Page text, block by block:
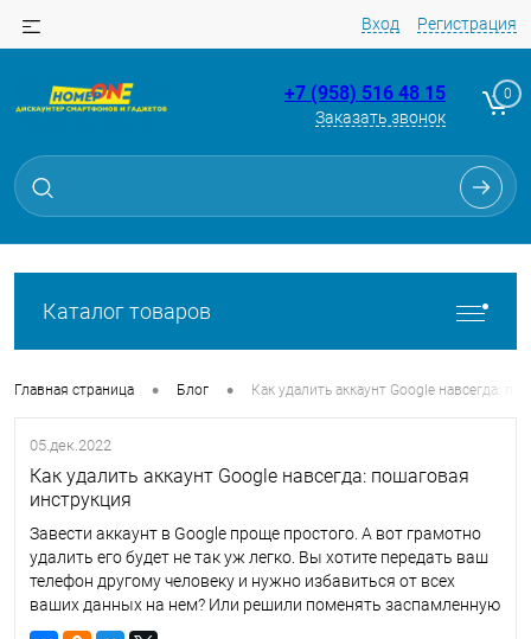
Вход Регистрация
+7 (958) 516 48 15
Заказать звонок
0
Каталог товаров
Главная страница • Блог • Как удалить аккаунт Google навсегда:
05.дек.2022
Как удалить аккаунт Google навсегда: пошаговая
инструкция
Завести аккаунт в Google проще простого. А вот грамотно
удалить его будет не так уж легко. Вы хотите передать ваш
телефон другому человеку и нужно избавиться от всех
ваших данных на нем? Или решили поменять заспамленную
почту? А может быть, вообще хотите удалить лишний